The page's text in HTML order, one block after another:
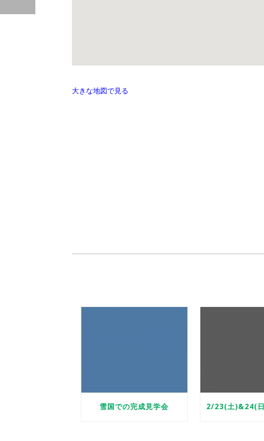
大きな地図で見る
雪国での完成見学会